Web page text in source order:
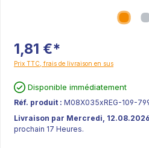
1,81 €*
Prix TTC, frais de livraison en sus
Disponible immédiatement
Réf. produit : M08X035xREG-109-
Livraison par Mercredi,
prochain 17 Heures.